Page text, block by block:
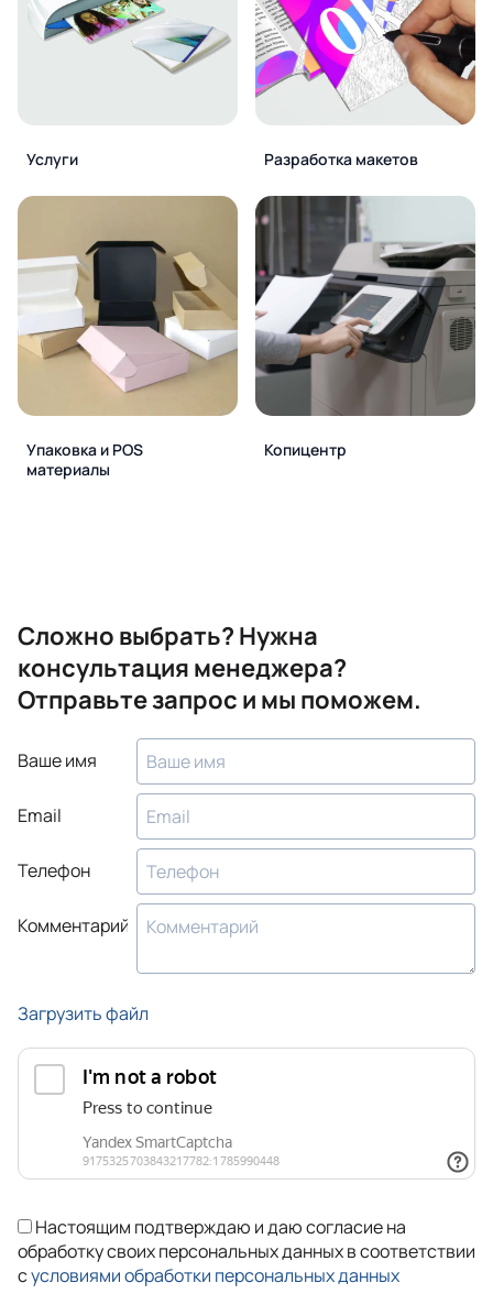
Услуги Разработка макетов
Упаковка и POS
материалы
Копицентр
Сложно выбрать? Нужна
консультация менеджера?
Отправьте запрос и мы поможем.
Ваше имя
Email
Телефон
Комментарий
Загрузить файл
Настоящим подтверждаю и даю согласие на
обработку своих персональных данных в соответствии
сусловиями обработки персональных данных